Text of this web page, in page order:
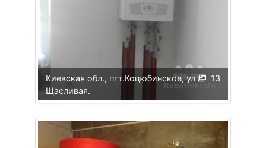
13
Киевская обл., пгт.Коцюбинское, ул
Щасливая.